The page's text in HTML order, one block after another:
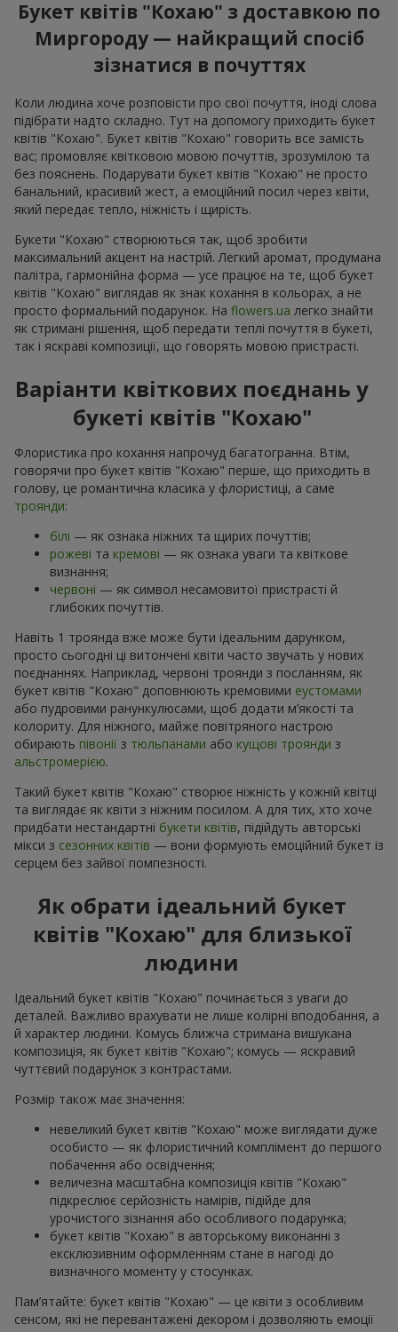
Букет квітів "Кохаю" з доставкою по
Миргороду — найкращий спосіб
зізнатися в почуттях
Коли людина хоче розповісти про свої почуття, іноді слова
підібрати надто складно. Тут на допомогу приходить букет
квітів "Кохаю". Букет квітів "Кохаю" говорить все замість
вас; промовляє квітковою мовою почуттів, зрозумілою та
без пояснень. Подарувати букет квітів "Кохаю" не просто
банальний, красивий жест, а емоційний посил через квіти,
який передає тепло, ніжність і щирість.
Букети "Кохаю" створюються так, щоб зробити
максимальний акцент на настрій. Легкий аромат, продумана
палітра, гармонійна форма — усе працює на те, щоб букет
квітів "Кохаю" виглядав як знак кохання в кольорах, а не
просто формальний подарунок. На flowers.ua легко знайти
як стримані рішення, щоб передати теплі почуття в букеті,
так і яскраві композиції, що говорять мовою пристрасті.
Варіанти квіткових поєднань у
букеті квітів "Кохаю"
Флористика про кохання напрочуд багатогранна. Втім,
говорячи про букет квітів "Кохаю" перше, що приходить в
голову, це романтична класика у флористиці, а саме
троянди:
білі — як ознака ніжних та щирих почуттів;
рожеві та кремові — як ознака уваги та квіткове
визнання;
червоні — як символ несамовитої пристрасті й
глибоких почуттів.
Навіть 1 троянда вже може бути ідеальним дарунком,
просто сьогодні ці витончені квіти часто звучать у нових
поєднаннях. Наприклад, червоні троянди з посланням, як
букет квітів "Кохаю" доповнюють кремовими еустомами
або пудровими ранункулюсами, щоб додати м’якості та
колориту. Для ніжного, майже повітряного настрою
обирають півонії з тюльпанами або кущові троянди з
альстромерією.
Такий букет квітів "Кохаю" створює ніжність у кожній квітці
та виглядає як квіти з ніжним посилом. А для тих, хто хоче
придбати нестандартні букети квітів, підійдуть авторські
мікси з сезонних квітів — вони формують емоційний букет із
серцем без зайвої помпезності.
Як обрати ідеальний букет
квітів "Кохаю" для близької
людини
Ідеальний букет квітів "Кохаю" починається з уваги до
деталей. Важливо врахувати не лише колірні вподобання, а
й характер людини. Комусь ближча стримана вишукана
композиція, як букет квітів "Кохаю"; комусь — яскравий
чуттєвий подарунок з контрастами.
Розмір також має значення:
невеликий букет квітів "Кохаю" може виглядати дуже
особисто — як флористичний комплімент до першого
побачення або освідчення;
величезна масштабна композиція квітів "Кохаю"
підкреслює серйозність намірів, підійде для
урочистого зізнання або особливого подарунка;
букет квітів "Кохаю" в авторському виконанні з
ексклюзивним оформленням стане в нагоді до
визначного моменту у стосунках.
Пам’ятайте: букет квітів "Кохаю" — це квіти з особливим
сенсом, які не перевантажені декором і дозволяють емоції